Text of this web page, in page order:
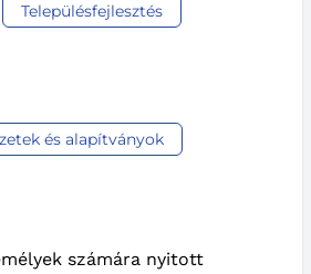
Településfejlesztés
és alapítványok
számára nyitott